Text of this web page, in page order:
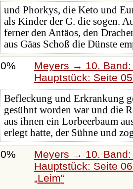
und Phorkys, die Keto und
als Kinder der G. die sogen.
ferner den Antäos, den
aus Gäas Schoß die Dünste
0%
Meyers → 10.
Hauptstück: Seite
Befleckung und Erkrankung
gesühnt worden war und die
aus ihnen ein Lorbeerbaum
erlegt hatte, der Sühne und
0%
Meyers → 10.
Hauptstück: Seite
Leim